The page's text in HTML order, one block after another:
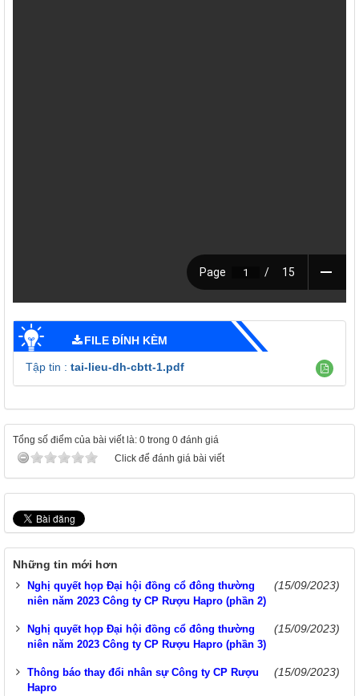
FILE ĐÍNH KÈM
Tập tin : tai-lieu-dh-cbtt-1.pdf
Tổng số điểm của bài viết là: 0 trong 0 đánh giá
Click để đánh giá bài viết
Những tin mới hơn
Nghị quyết họp Đại hội đồng cổ đông thường
niên năm 2023 Công ty CP Rượu Hapro (phần 2)
(15/09/2023)
Nghị quyết họp Đại hội đồng cổ đông thường
niên năm 2023 Công ty CP Rượu Hapro (phần 3)
(15/09/2023)
Thông báo thay đổi nhân sự Công ty CP Rượu
Hapro
(15/09/2023)